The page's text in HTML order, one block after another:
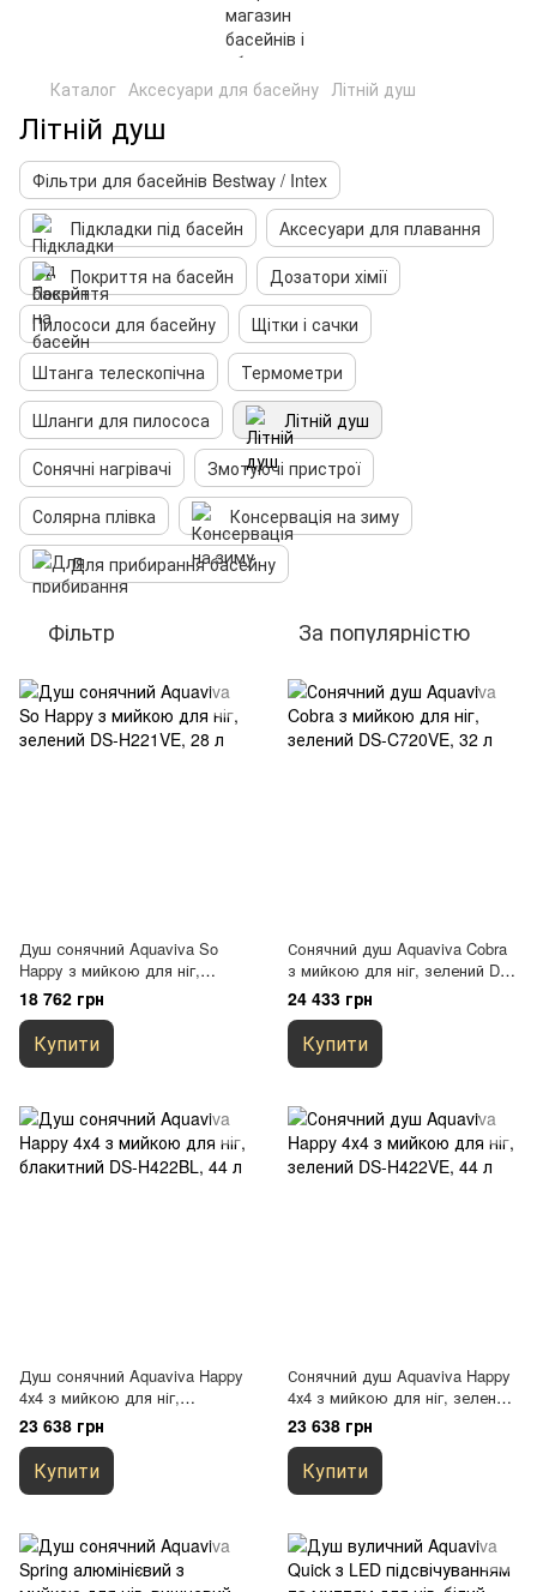
Каталог Аксесуари для басейну Літній душ
Літній душ
Фільтри для басейнів Bestway / Intex
Підкладки під басейн
Аксесуари для плавання
Покриття на басейн
Дозатори хімії
Пилососи для басейну
Щітки і сачки
Штанга телескопічна
Термометри
Шланги для пилососа
Літній душ
Сонячні нагрівачі
Змотуючі пристрої
Солярна плівка
Консервація на зиму
Для прибирання басейну
Фільтр За популярністю
Душ сонячний Aquaviva So
Happy з мийкою для ніг,
зелений DS-H221VE, 28 л
18 762 грн
Купити
Сонячний душ Aquaviva Cobra
з мийкою для ніг, зелений DS-
C720VE, 32 л
24 433 грн
Купити
Душ сонячний Aquaviva Happy
4х4 з мийкою для ніг,
блакитний DS-H422BL, 44 л
23 638 грн
Купити
Сонячний душ Aquaviva Happy
4х4 з мийкою для ніг, зелений
DS-H422VE, 44 л
23 638 грн
Купити